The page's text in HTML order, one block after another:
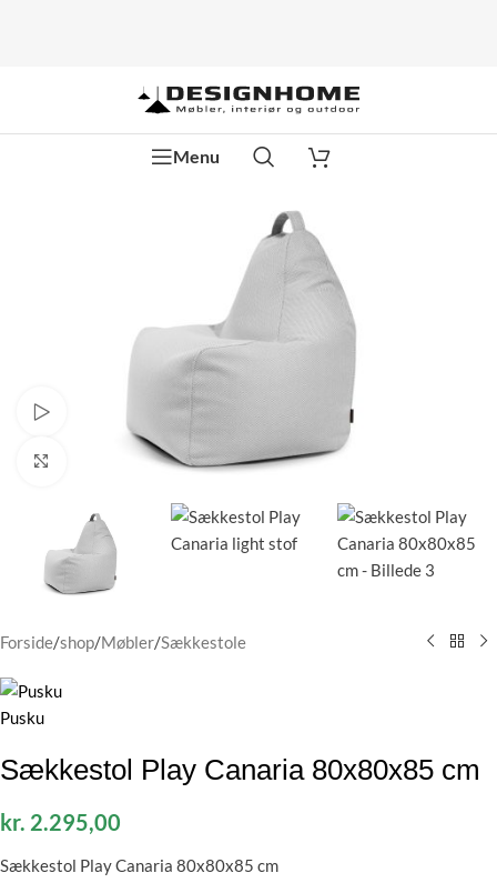
Menu
Klik for at forstørre
Forside/shop/Møbler/Sækkestole
Sækkestol Play Canaria 80x80x85 cm
kr. 2.295,00
Sækkestol Play Canaria 80x80x85 cm